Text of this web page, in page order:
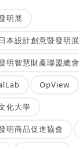
明展
本設計創意暨發明展
明智慧財產聯盟總會
OpView
化大學
明商品促進協會